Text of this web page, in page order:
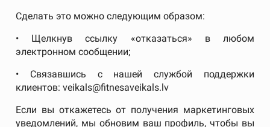
Сделать это можно следующим образом:
• Щелкнув ссылку «отказаться» в любом
электронном сообщении;
• Связавшись с нашей службой поддержки
клиентов: veikals@fitnesaveikals.lv
Если вы откажетесь от получения маркетинговых
уведомлений, мы обновим ваш профиль, чтобы вы